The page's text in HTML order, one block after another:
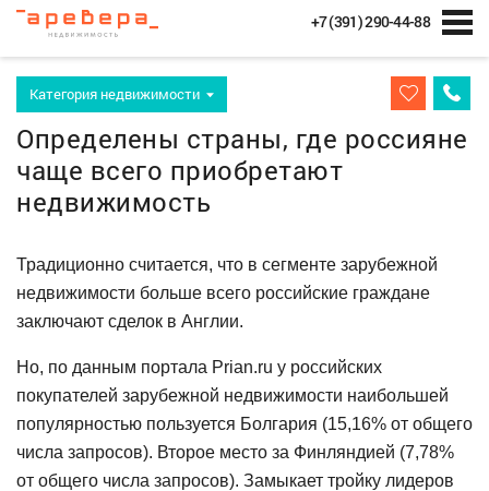
+7 (391) 290-44-88
Категория недвижимости
Определены страны, где россияне
чаще всего приобретают
недвижимость
Традиционно считается, что в сегменте зарубежной
недвижимости больше всего российские граждане
заключают сделок в Англии.
Но, по данным портала Prian.ru у российских
покупателей зарубежной недвижимости наибольшей
популярностью пользуется Болгария (15,16% от общего
числа запросов). Второе место за Финляндией (7,78%
от общего числа запросов). Замыкает тройку лидеров